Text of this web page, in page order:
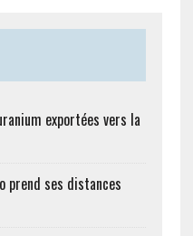
exportées vers la
prend ses distances